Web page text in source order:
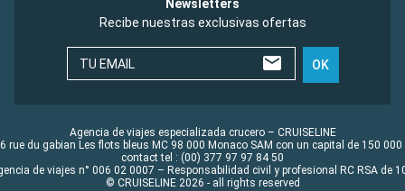
Newsletters
Recibe nuestras exclusivas ofertas
TU EMAIL OK
Agencia de viajes especializada crucero – CRUISELINE
rue du gabian Les flots bleus MC 98 000 Monaco SAM con un capital de 150 000
contact tel : (00) 377 97 97 84 50
de viajes n° 006 02 0007 – Responsabilidad civil y profesional RC RSA de
© CRUISELINE 2026 - all rights reserved